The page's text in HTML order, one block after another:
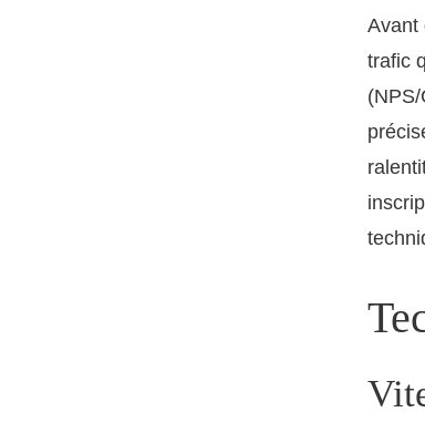
Avant
trafic